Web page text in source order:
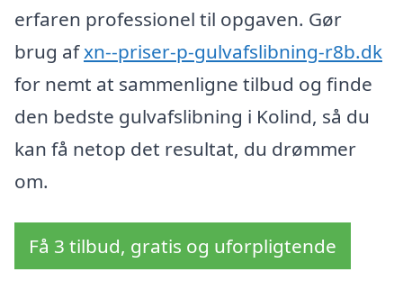
erfaren professionel til opgaven. Gør
brug afxn--priser-p-gulvafslibning-r8b.dk
for nemt at sammenligne tilbud og finde
den bedste gulvafslibning i Kolind, så du
kan få netop det resultat, du drømmer
om.
Få 3 tilbud, gratis og uforpligtende